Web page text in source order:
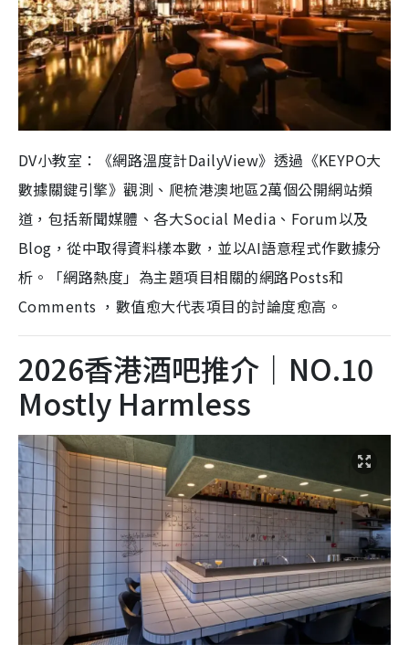
DV小教室：《網路溫度計DailyView》透過《KEYPO大
數據關鍵引擎》觀測、爬梳港澳地區2萬個公開網站頻
道，包括新聞媒體、各大Social Media、Forum以及
Blog，從中取得資料樣本數，並以AI語意程式作數據分
析。「網路熱度」為主題項目相關的網路Posts和
Comments ，數值愈大代表項目的討論度愈高。
2026香港酒吧推介｜NO.10
Mostly Harmless